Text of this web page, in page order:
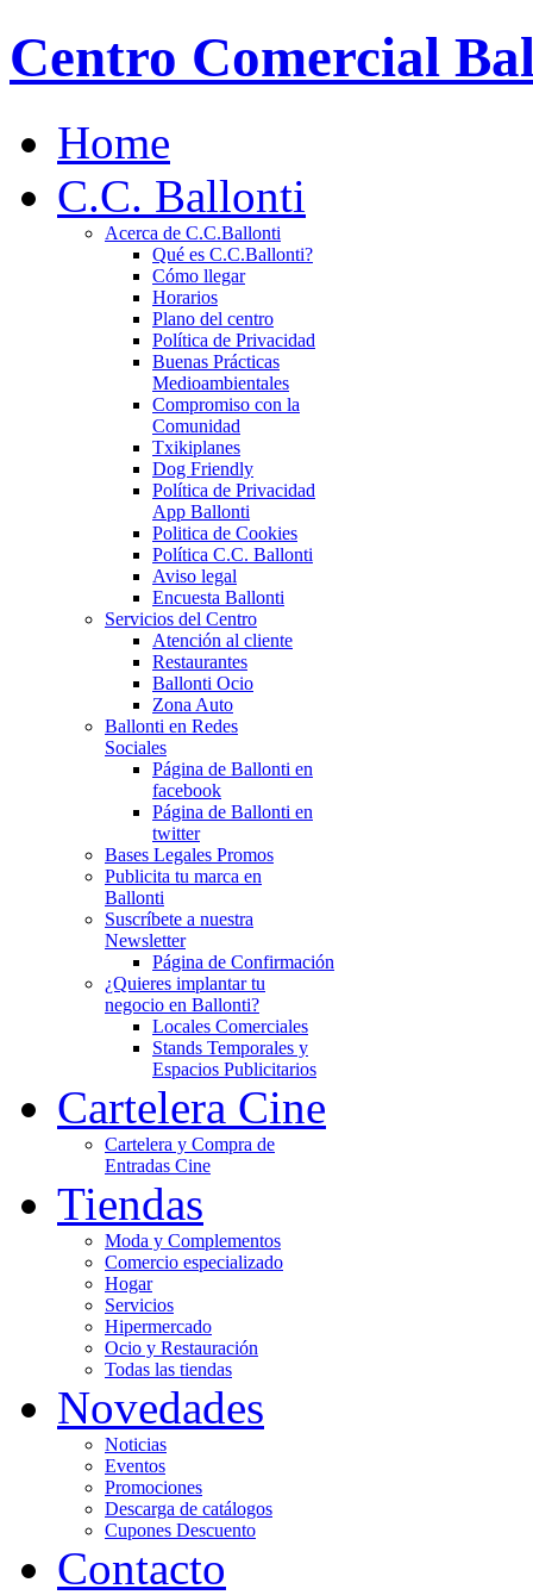
Centro Comercial
Home
C.C. Ballonti
Acerca de C.C.Ballonti
Qué es C.C.Ballonti?
Cómo llegar
Horarios
Plano del centro
Política de Privacidad
Buenas Prácticas
Medioambientales
Compromiso con la
Comunidad
Txikiplanes
Dog Friendly
Política de Privacidad
App Ballonti
Politica de Cookies
Política C.C. Ballonti
Aviso legal
Encuesta Ballonti
Servicios del Centro
Atención al cliente
Restaurantes
Ballonti Ocio
Zona Auto
Ballonti en Redes
Sociales
Página de Ballonti en
facebook
Página de Ballonti en
twitter
Bases Legales Promos
Publicita tu marca en
Ballonti
Suscríbete a nuestra
Newsletter
Página de Confirmación
¿Quieres implantar tu
negocio en Ballonti?
Locales Comerciales
Stands Temporales y
Espacios Publicitarios
Cartelera Cine
Cartelera y Compra de
Entradas Cine
Tiendas
Moda y Complementos
Comercio especializado
Hogar
Servicios
Hipermercado
Ocio y Restauración
Todas las tiendas
Novedades
Noticias
Eventos
Promociones
Descarga de catálogos
Cupones Descuento
Contacto